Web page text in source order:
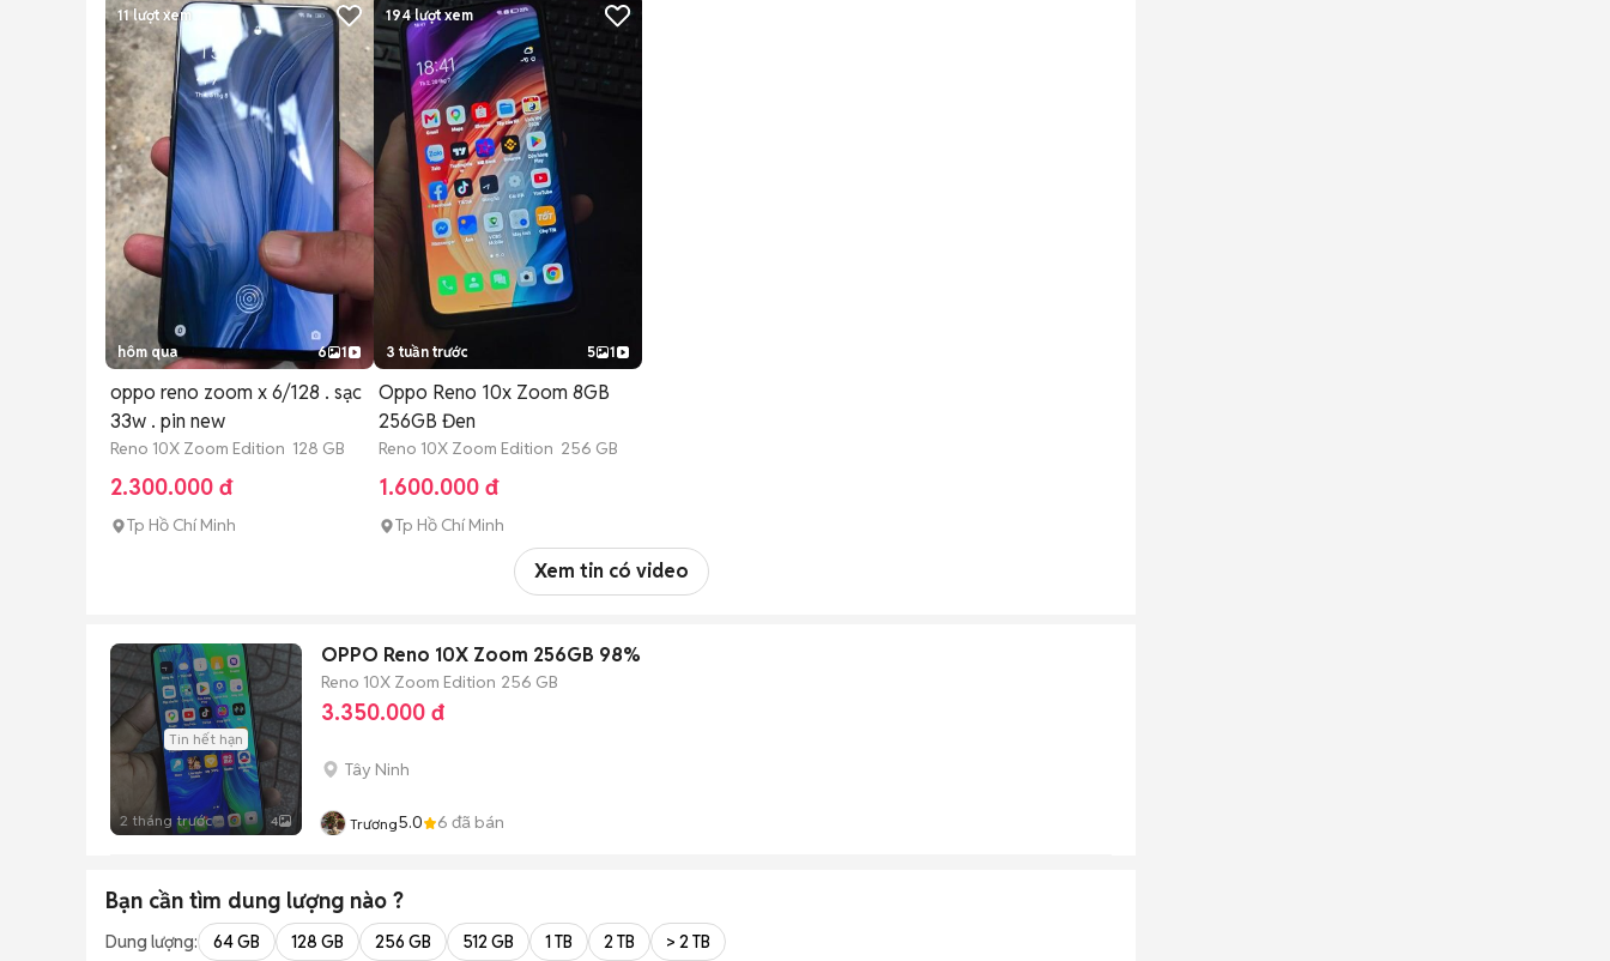
11lượt xem
hôm qua 6 1
oppo reno zoom x 6/128 . sạc
33w . pin new
Reno 10X Zoom Edition 128 GB
2.300.000 đ
Tp Hồ Chí Minh
194lượt xem
3 tuần trước 5 1
Oppo Reno 10x Zoom 8GB
256GB Đen
Reno 10X Zoom Edition 256 GB
1.600.000 đ
Tp Hồ Chí Minh
Xem tin có video
Tin hết hạn
2 tháng trước 4
OPPO Reno 10X Zoom 256GB 98%
Reno 10X Zoom Edition 256 GB
3.350.000 đ
Tây Ninh
Trương5.0 6 đã bán
Bạn cần tìm dung lượng nào ?
Dung lượng: 64 GB 128 GB 256 GB 512 GB 1 TB 2 TB > 2 TB